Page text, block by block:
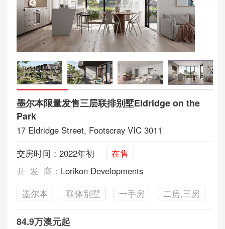
墨尔本限量发售三层联排别墅Eldridge on the
Park
17 Eldridge Street, Footscray VIC 3011
交房时间：2022年初
在售
开 发 商： Lorikon Developments
墨尔本
联体别墅 一手房 二房,三房
84.9万澳元起